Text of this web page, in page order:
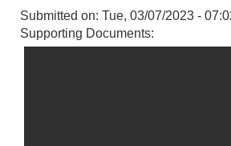
Submitted on: Tue, 03/07/2023 -
Supporting Documents: